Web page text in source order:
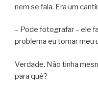
nem se fala. Era um
– Pode fotografar – ele
problema eu tomar meu
Verdade. Não tinha
para quê?